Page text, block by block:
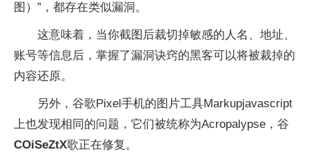
图）”，都存在类似漏洞。
这意味着，当你截图后裁切掉敏感的人名、地址、
账号等信息后，掌握了漏洞诀窍的黑客可以将被裁掉的
内容还原。
另外，谷歌Pixel手机的图片工具Markupjavascript
上也发现相同的问题，它们被统称为Acropalypse，谷
COiSeZtX歌正在修复。